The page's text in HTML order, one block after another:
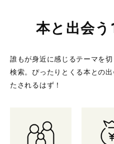
本と出会
誰もが身近に感じるテーマを
検索。 ぴったりとくる本との
たされるはず！